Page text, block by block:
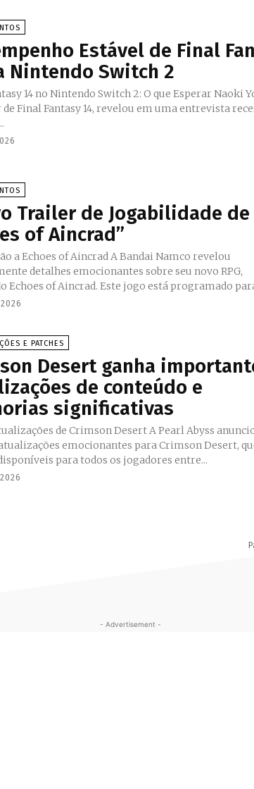
Estável de Final
Nintendo Switch 2
14 no Nintendo Switch 2: O que Esperar Naoki Yoshida,
Final Fantasy 14, revelou em uma entrevista
Trailer de Jogabilidade de
of Aincrad”
a Echoes of Aincrad A Bandai Namco revelou
detalhes emocionantes sobre seu novo RPG,
Echoes of Aincrad. Este jogo está programado
E PATCHES
Desert ganha
de conteúdo e
significativas
de Crimson Desert A Pearl Abyss anunciou uma
emocionantes para Crimson Desert,
para todos os jogadores entre...
- Advertisement -